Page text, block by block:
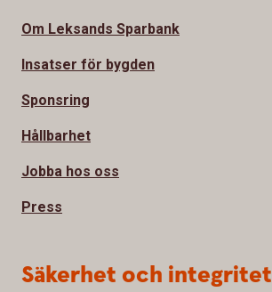
Om Leksands Sparbank
Insatser för bygden
Sponsring
Hållbarhet
Jobba hos oss
Press
Säkerhet och integritet